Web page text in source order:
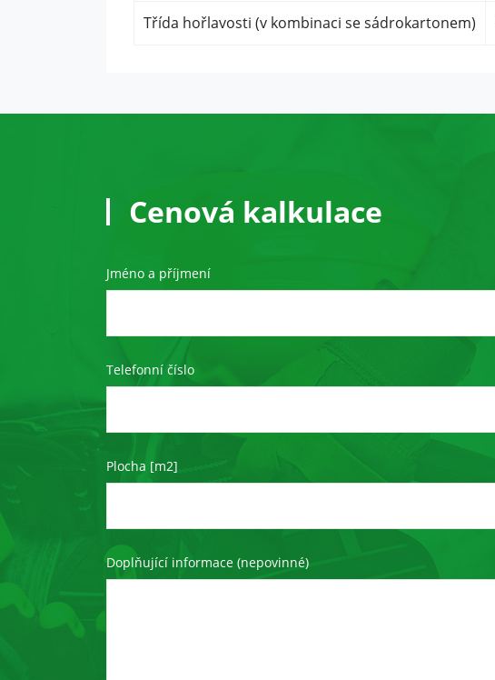
Třída hořlavosti (v kombinaci se sádrokartonem)
Cenová kalkulace
Jméno a příjmení
Telefonní číslo
Plocha [m2]
Doplňující informace (nepovinné)